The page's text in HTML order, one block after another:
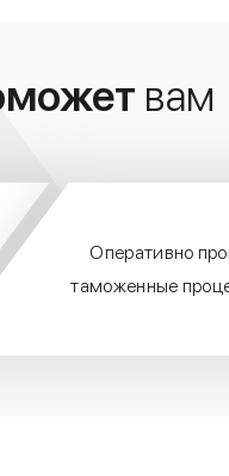
вам
Оперативно
таможенные